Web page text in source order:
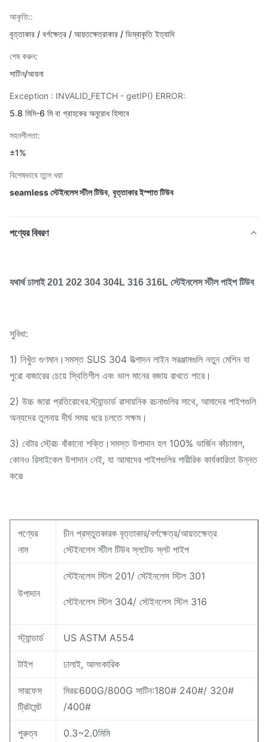
আকৃতি::
বৃত্তাকার / বর্গক্ষেত্র / আয়তক্ষেত্রাকার / ডিম্বাকৃতি ইত্যাদি
শেষ করুন:
সাটিন/আয়না
Exception : INVALID_FETCH - getIP() ERROR:
5.8 মিমি-6 মি বা গ্রাহকের অনুরোধ হিসাবে
সহনশীলতা:
±1%
বিশেষভাবে তুলে ধরা
seamless স্টেইনলেস স্টীল টিউব, বৃত্তাকার ইস্পাত টিউব
পণ্যের বিবরণ
যথার্থ ঢালাই 201 202 304 304L 316 316L স্টেইনলেস স্টীল পাইপ টিউব
সুবিধা:
1) নিখুঁত গুণমান।সমস্ত SUS 304 উত্পাদন লাইন সরঞ্জামগুলি নতুন মেশিন যা
পুরো বাজারের চেয়ে স্থিতিশীল এবং ভাল মানের বজায় রাখতে পারে।
2) উচ্চ জারা প্রতিরোধের.স্ট্যান্ডার্ড রাসায়নিক রচনাগুলির সাথে, আমাদের পাইপগুলি
অন্যদের তুলনায় দীর্ঘ সময় ধরে চলতে সক্ষম।
3) বেটার স্ট্রেচ বাঁকানো শক্তি।সমস্ত উপাদান হল 100% ভার্জিন কাঁচামাল,
কোনও রিসাইকেল উপাদান নেই, যা আমাদের পাইপগুলির শারীরিক কার্যকারিতা উন্নত
করে৷
পণ্যের
নাম
চীন প্রস্তুতকারক বৃত্তাকার/বর্গক্ষেত্র/আয়তক্ষেত্র
স্টেইনলেস স্টীল টিউব স্লটেড স্লট পাইপ
উপাদান
স্টেইনলেস স্টিল 201/ স্টেইনলেস স্টিল 301
স্টেইনলেস স্টিল 304/ স্টেইনলেস স্টিল 316
স্ট্যান্ডার্ড US ASTM A554
টাইপ ঢালাই, আলংকারিক
সারফেস
ট্রিটমেন্ট
মিরর:600G/800G সাটিন:180# 240#/ 320#
/400#
পুরুত্ব 0.3~2.0মিমি